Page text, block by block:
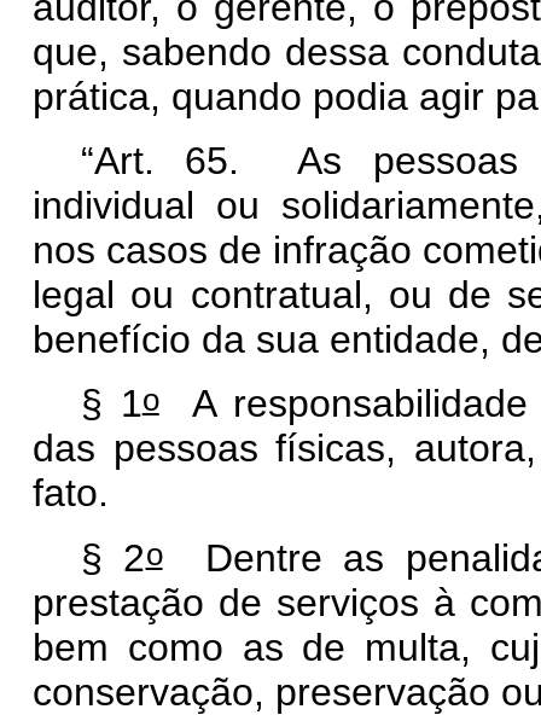
que, sabendo dessa
prática, quando podia agir
“Art. 65. As pessoas
individual ou
nos casos de infração
legal ou contratual, ou de
benefício da sua entidade,
§ 1oA responsabilidade
das pessoas físicas,
fato.
§ 2oDentre as
prestação de serviços à
bem como as de multa,
conservação, preservação